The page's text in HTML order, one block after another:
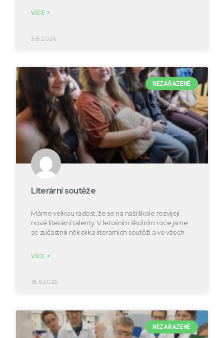
VÍCE >
3.8.2026
NEZAŘAZENÉ
Literární soutěže
Máme velkou radost, že se na naší škole rozvíjejí
nové literární talenty. V letošním školním roce jsme
se zúčastnili několika literárních soutěží a ve všech
VÍCE >
18.6.2026
NEZAŘAZENÉ